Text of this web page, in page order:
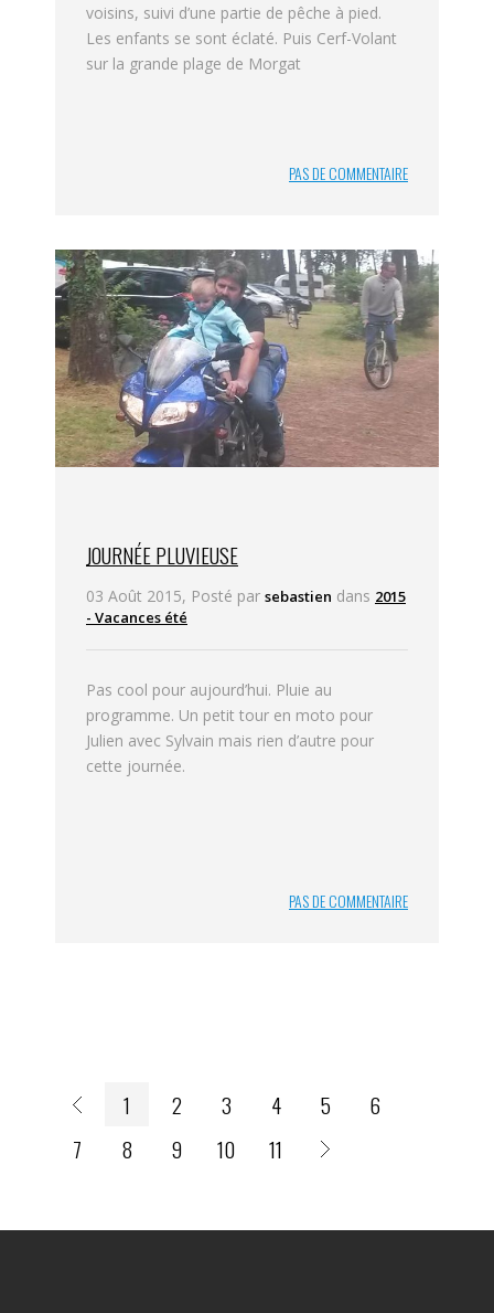
voisins, suivi d’une partie de pêche à pied.
Les enfants se sont éclaté. Puis Cerf-Volant
sur la grande plage de Morgat
PAS DE COMMENTAIRE
JOURNÉE PLUVIEUSE
03 Août 2015, Posté par sebastien dans 2015
- Vacances été
Pas cool pour aujourd’hui. Pluie au
programme. Un petit tour en moto pour
Julien avec Sylvain mais rien d’autre pour
cette journée.
PAS DE COMMENTAIRE
1 2 3 4 5
6
7
8 9 10 11